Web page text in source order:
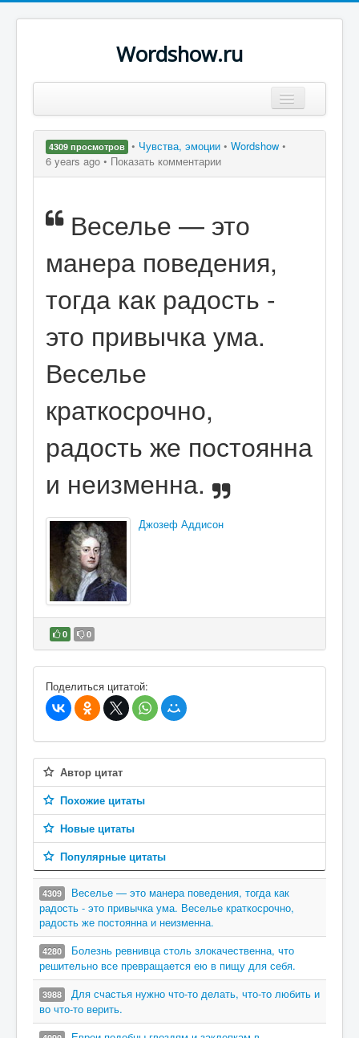
Wordshow.ru
Популярные цитаты
Поиск
4309 просмотров • Чувства, эмоции • Wordshow •
6 years ago • Показать комментарии
Веселье — это
манера поведения,
тогда как радость -
это привычка ума.
Веселье
краткосрочно,
радость же постоянна
и неизменна.
Джозеф Аддисон
0 0
В избранное
Поделиться цитатой:
Автор цитат
Похожие цитаты
Новые цитаты
Популярные цитаты
4309
Веселье — это манера поведения, тогда как
радость - это привычка ума. Веселье краткосрочно,
радость же постоянна и неизменна.
4280
Болезнь ревнивца столь злокачественна, что
решительно все превращается ею в пищу для себя.
3988
Для счастья нужно что-то делать, что-то любить и
во что-то верить.